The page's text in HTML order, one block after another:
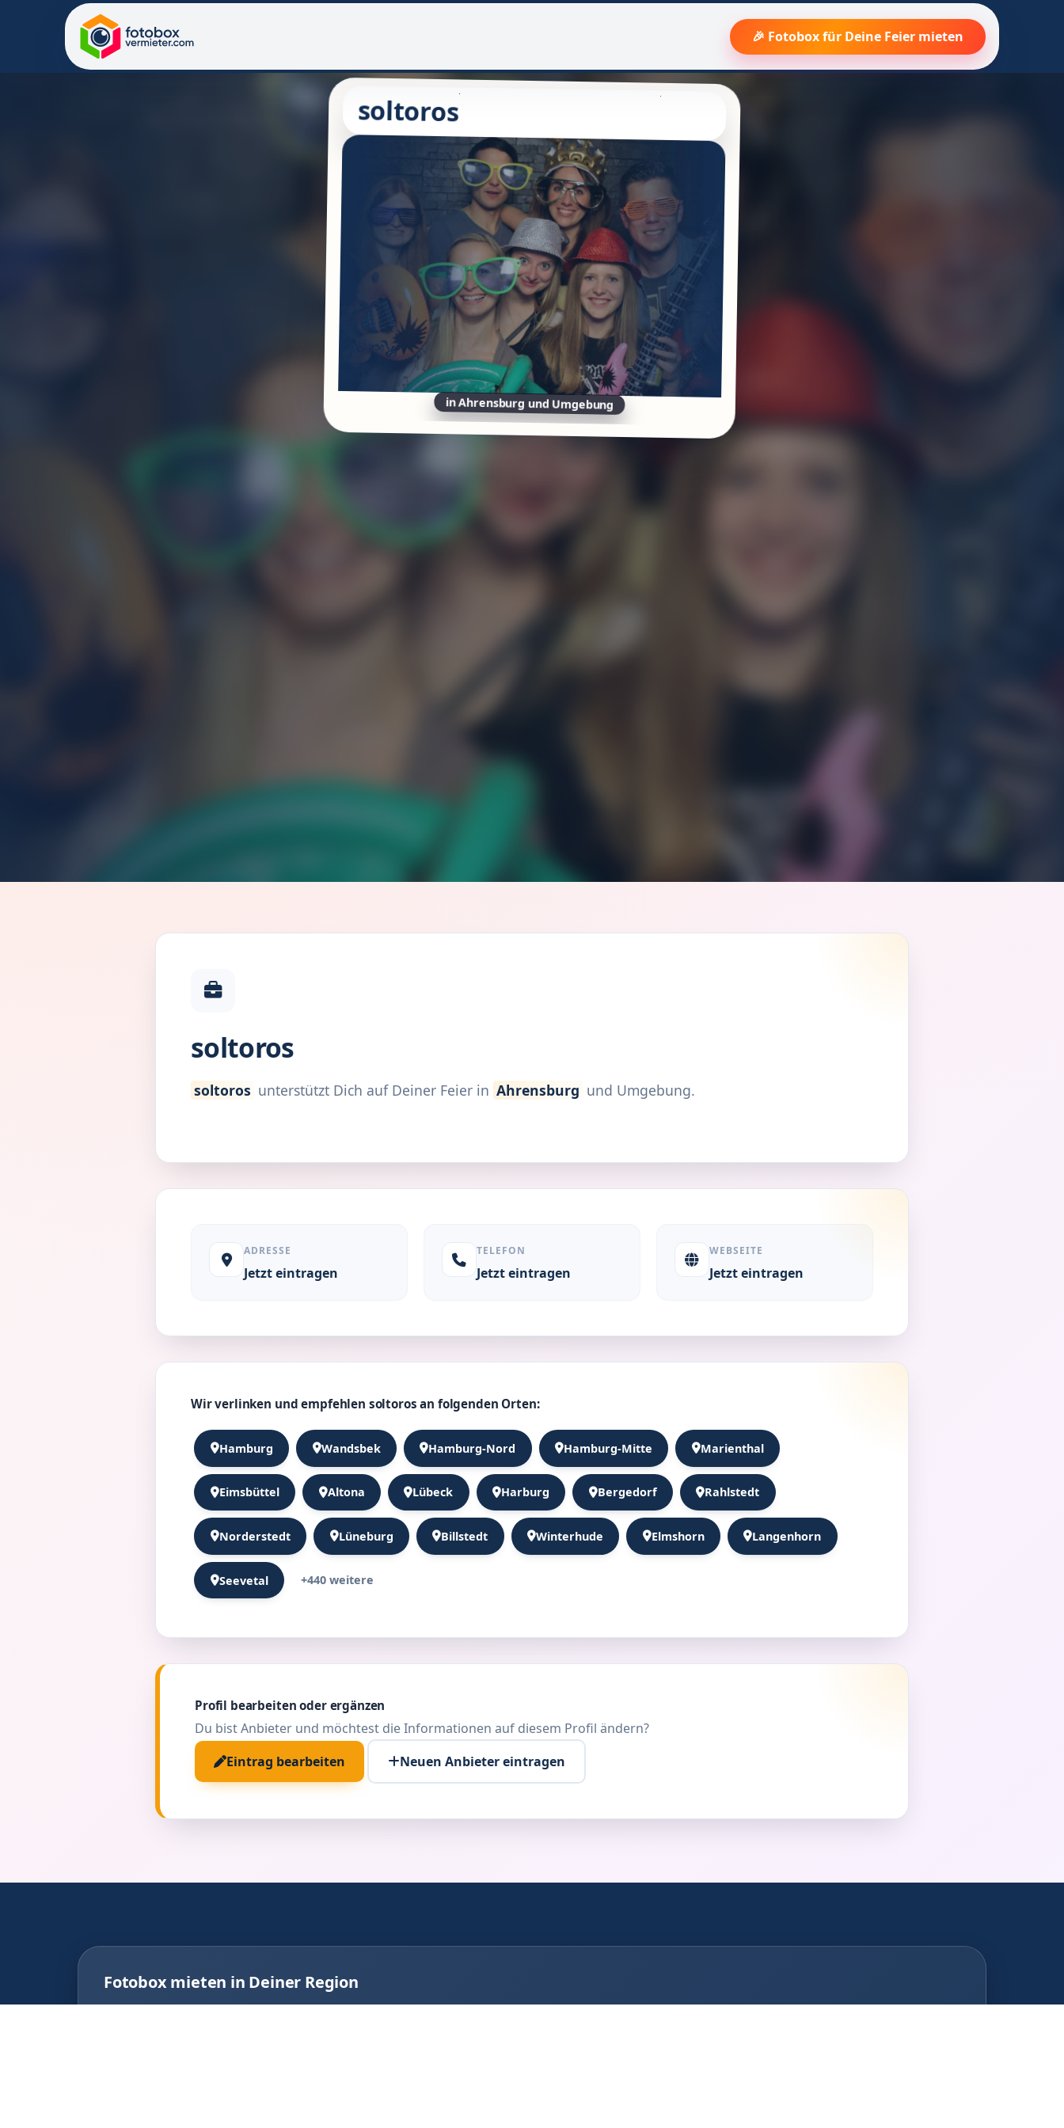
🎉 Fotobox für Deine Feier mieten
soltoros
in Ahrensburg und Umgebung
soltoros
soltoros unterstützt Dich auf Deiner Feier in Ahrensburg und Umgebung.
ADRESSE
Jetzt eintragen
TELEFON
Jetzt eintragen
WEBSEITE
Jetzt eintragen
Wir verlinken und empfehlen soltoros an folgenden Orten:
Hamburg Wandsbek Hamburg-Nord Hamburg-Mitte Marienthal
Eimsbüttel Altona Lübeck Harburg Bergedorf Rahlstedt
Norderstedt Lüneburg Billstedt Winterhude Elmshorn Langenhorn
Seevetal +440 weitere
Profil bearbeiten oder ergänzen
Du bist Anbieter und möchtest die Informationen auf diesem Profil ändern?
Eintrag bearbeiten
Neuen Anbieter eintragen
Fotobox mieten in Deiner Region